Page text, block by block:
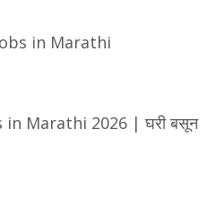
in Marathi
Marathi 2026 | घरी बसून